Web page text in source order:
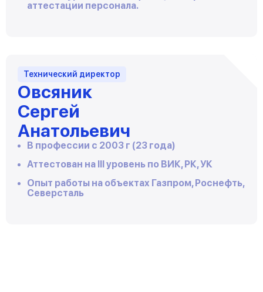
аттестации персонала.
Технический директор
Овсяник
Сергей
Анатольевич
В профессии с 2003 г (23 года)
Аттестован на III уровень по ВИК, РК, УК
Опыт работы на объектах Газпром, Роснефть,
Северсталь